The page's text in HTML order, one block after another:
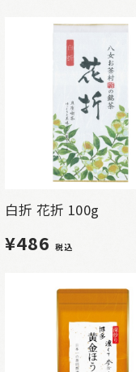
白折 花折 100g
¥486税込